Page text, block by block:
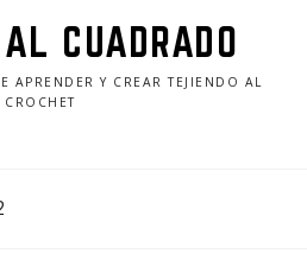
CUADRADO
APRENDER Y CREAR TEJIENDO AL
CROCHET